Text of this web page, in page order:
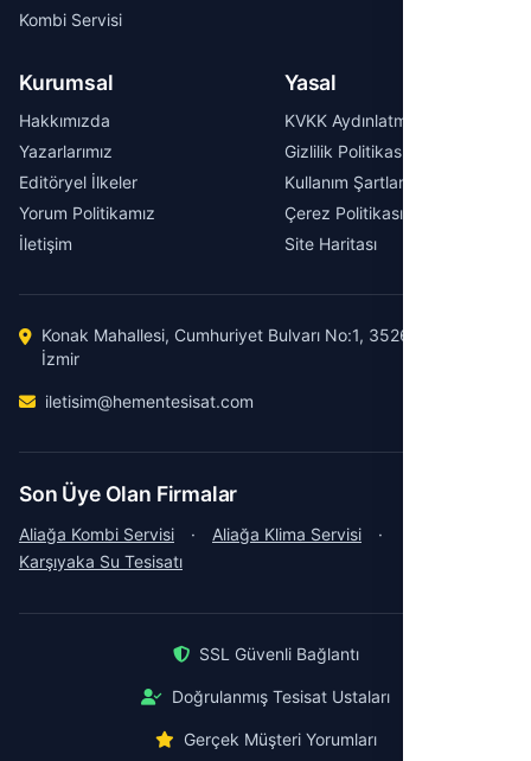
Kombi Servisi
Kurumsal
Hakkımızda
Yazarlarımız
Editöryel İlkeler
Yorum Politikamız
İletişim
Yasal
KVKK Aydınlatma Metni
Gizlilik Politikası
Kullanım Şartları
Çerez Politikası
Site Haritası
Konak Mahallesi, Cumhuriyet Bulvarı No:1, 35260 Konak /
İzmir
iletisim@hementesisat.com
Son Üye Olan Firmalar
Aliağa Kombi Servisi · Aliağa Klima Servisi
·
Karşıyaka Su Tesisatı
SSL Güvenli Bağlantı
Doğrulanmış Tesisat Ustaları
Gerçek Müşteri Yorumları